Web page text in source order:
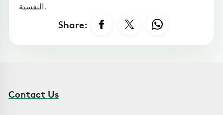
النفسية.
Share:
Contact Us